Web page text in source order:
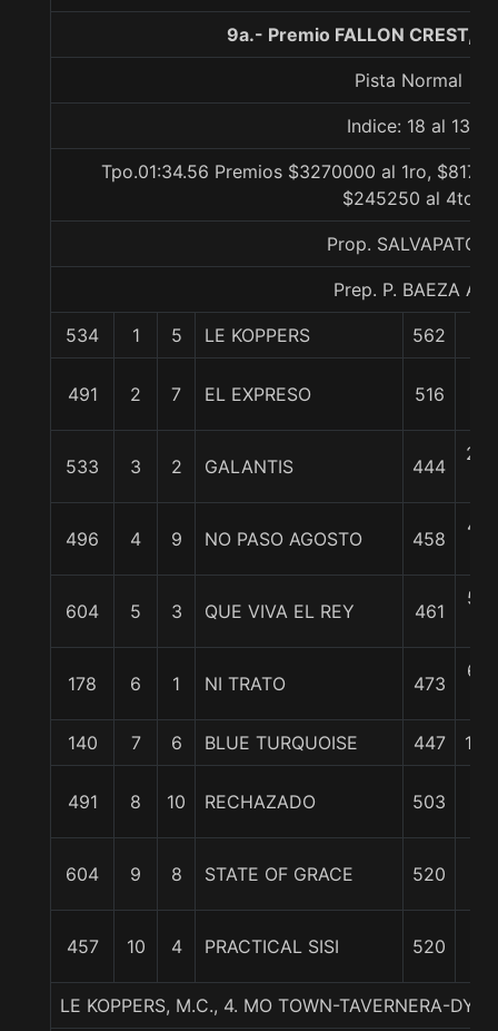
9a.- Premio FALLON CREST,
Pista Normal
Indice: 18 al 13
Tpo.01:34.56 Premios $3270000 al 1ro,
$245250 al 4to
Prop. SALVAPATOS
Prep. P. BAEZA A.
534 1 5 LE KOPPERS 562
491 2 7 EL EXPRESO 516
533 3 2 GALANTIS 444
2
496 4 9 NO PASO AGOSTO 458
4
604 5 3 QUE VIVA EL REY 461
5
178 6 1 NI TRATO 473
6
140 7 6 BLUE TURQUOISE 447 11
491 8 10 RECHAZADO 503
604 9 8 STATE OF GRACE 520
457 10 4 PRACTICAL SISI 520
LE KOPPERS, M.C., 4. MO TOWN-TAVERNERA-